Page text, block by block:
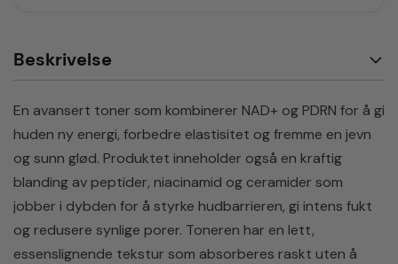
Beskrivelse
En avansert toner som kombinerer NAD+ og PDRN for å gi
huden ny energi, forbedre elastisitet og fremme en jevn
og sunn glød. Produktet inneholder også en kraftig
blanding av peptider, niacinamid og ceramider som
jobber i dybden for å styrke hudbarrieren, gi intens fukt
og redusere synlige porer. Toneren har en lett,
essenslignende tekstur som absorberes raskt uten å